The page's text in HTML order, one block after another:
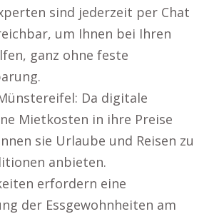
sind jederzeit per Chat
um Ihnen bei Ihren
ganz ohne feste
Da digitale
Mietkosten in ihre Preise
sie Urlaube und Reisen zu
anbieten.
erfordern eine
der Essgewohnheiten am